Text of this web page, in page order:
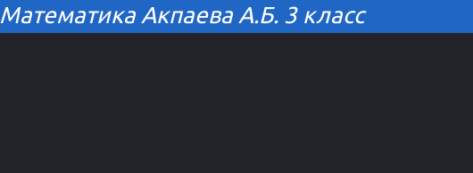
Математика Акпаева А.Б. 3 класс